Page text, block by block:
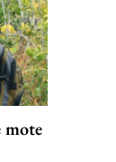
mote